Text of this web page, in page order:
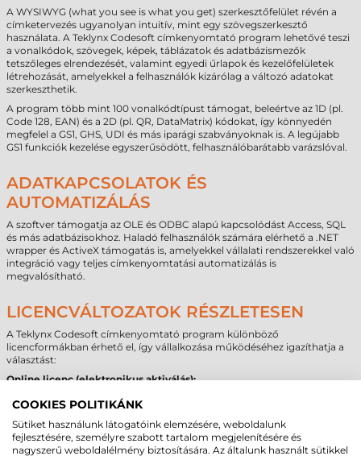
A WYSIWYG (what you see is what you get) szerkesztőfelület révén a
címketervezés ugyanolyan intuitív, mint egy szövegszerkesztő
használata. A Teklynx Codesoft címkenyomtató program lehetővé teszi
a vonalkódok, szövegek, képek, táblázatok és adatbázismezők
tetszőleges elrendezését, valamint egyedi űrlapok és kezelőfelületek
létrehozását, amelyekkel a felhasználók kizárólag a változó adatokat
szerkeszthetik.
A program több mint 100 vonalkódtípust támogat, beleértve az 1D (pl.
Code 128, EAN) és a 2D (pl. QR, DataMatrix) kódokat, így könnyedén
megfelel a GS1, GHS, UDI és más iparági szabványoknak is. A legújabb
GS1 funkciók kezelése egyszerűsödött, felhasználóbarátabb varázslóval.
ADATKAPCSOLATOK ÉS
AUTOMATIZÁLÁS
A szoftver támogatja az OLE és ODBC alapú kapcsolódást Access, SQL
és más adatbázisokhoz. Haladó felhasználók számára elérhető a .NET
wrapper és ActiveX támogatás is, amelyekkel vállalati rendszerekkel való
integráció vagy teljes címkenyomtatási automatizálás is
megvalósítható.
LICENCVÁLTOZATOK RÉSZLETESEN
A Teklynx Codesoft címkenyomtató program különböző
licencformákban érhető el, így vállalkozása működéséhez igazíthatja a
választást:
Online licenc (elektronikus aktiválás):
Folyamatos internetkapcsolat szükséges a működéshez
A licenc 7 alkalommal áthelyezhető másik számítógépre
Meghibásodás vagy eszközvesztés esetén 4 újraaktiválási
lehetőség
Egy időben csak egy gépen használható
COOKIES POLITIKÁNK
Sütiket használunk látogatóink elemzésére, weboldalunk
fejlesztésére, személyre szabott tartalom megjelenítésére és
nagyszerű weboldalélmény biztosítására. Az általunk használt sütikkel